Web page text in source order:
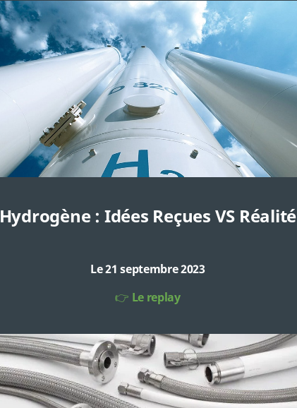
Hydrogène : Idées Reçues VS Réalité
Le 21 septembre 2023
👉 Le replay